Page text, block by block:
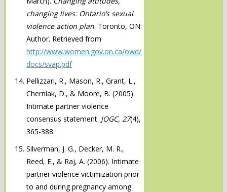
changing lives: Ontario‘s sexual
violence action plan. Toronto, ON:
Author. Retrieved from
http://www.women.gov.on.ca/owd/
docs/svap.pdf
Pellizzari, R., Mason, R., Grant, L.,
Cherniak, D., & Moore, B. (2005).
Intimate partner violence
consensus statement. JOGC, 27(4),
365-388.
Silverman, J. G., Decker, M. R.,
Reed, E., & Raj, A. (2006). Intimate
partner violence victimization prior
to and during pregnancy among